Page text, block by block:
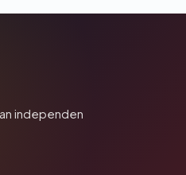
independen